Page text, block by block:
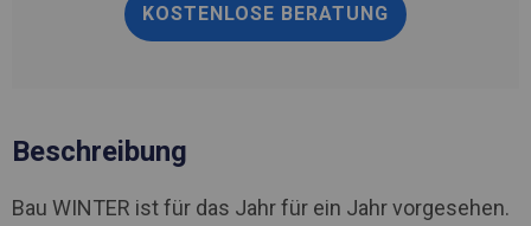
KOSTENLOSE BERATUNG
Beschreibung
Bau WINTER ist für das Jahr für ein Jahr vorgesehen.